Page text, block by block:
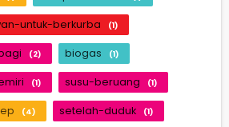
untuk-berkurba (1)
(2) biogas (1)
(1) susu-beruang (1)
(4) setelah-duduk (1)